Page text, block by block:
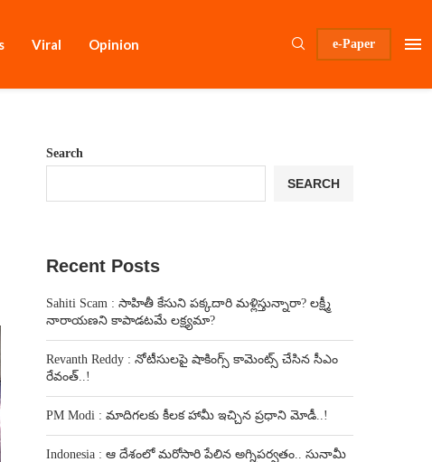
Viral Opinion e-Paper
Search
SEARCH
Recent Posts
Sahiti Scam : సాహితీ కేసుని పక్కదారి మళ్లిస్తున్నారా? లక్ష్మీ
నారాయణని కాపాడటమే లక్ష్యమా?
Revanth Reddy : నోటీసులపై షాకింగ్స్ కామెంట్స్ చేసిన సీఎం
రేవంత్..!
PM Modi : మాదిగలకు కీలక హామీ ఇచ్చిన ప్రధాని మోడీ..!
Indonesia : ఆ దేశంలో మరోసారి పేలిన అగ్నిపర్వతం.. సునామీ